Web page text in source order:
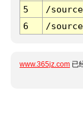
5
/
6
/
www.365jz.com 已